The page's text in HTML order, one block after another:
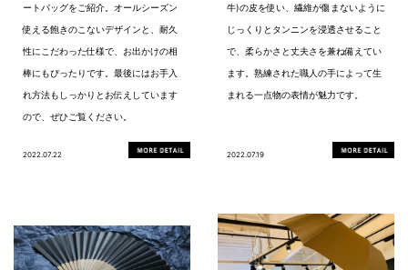
ートバッグをご紹介。オールシーズン
使える飽きのこないデザインと、耐久
性にこだわった仕様で、お出かけの相
棒にもぴったりです。最後にはお手入
れ方法もしっかりとお伝えしています
ので、ぜひご覧ください。
2022.07.22
牛)の皮を使い、繊維が傷まないように
じっくりとタンニンを浸透させること
で、柔らかさと丈夫さを兼ね備えてい
ます。熟練された職人の手によって生
まれる一点物の表情が魅力です。
2022.07.19